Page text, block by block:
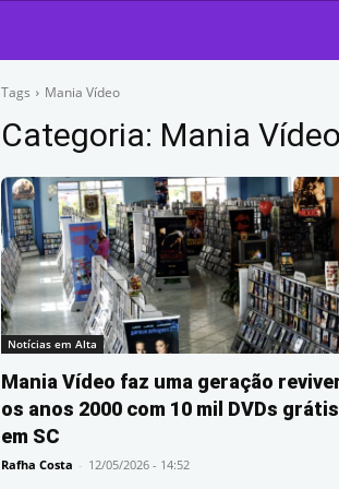
Tags Mania Vídeo
Categoria: Mania
Notícias em Alta
Mania Vídeo faz uma geração
os anos 2000 com 10 mil DVDs grátis
em SC
Rafha Costa - 12/05/2026 - 14:52